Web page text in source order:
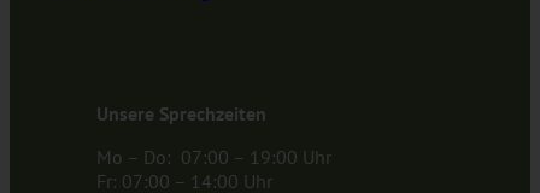
Unsere Sprechzeiten
Mo – Do: 07:00 – 19:00 Uhr
Fr: 07:00 – 14:00 Uhr